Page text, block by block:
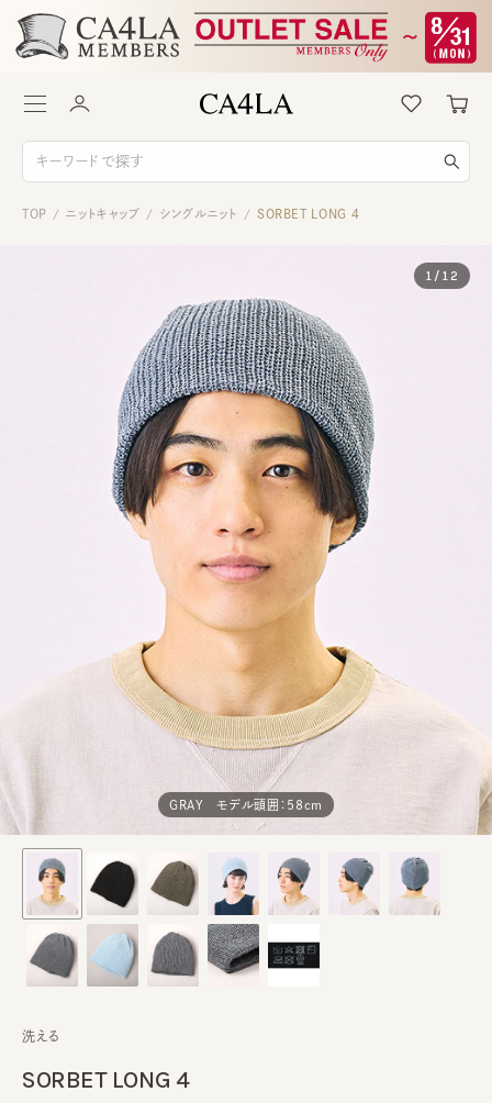
TOP / ニットキャップ / シングルニット / SORBET LONG 4
GRAY モデル頭囲：58cm
1 / 12
SORBET LONG 4
洗える